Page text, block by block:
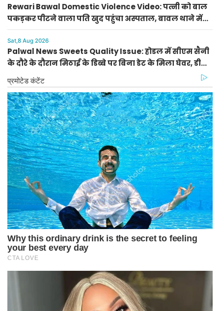
Rewari Bawal Domestic Violence Video: पत्नी को बाल
पकड़कर पीटने वाला पति खुद पहुंचा अस्पताल, बावल थाने में
केस दर्ज
Sat,8 Aug 2026
Palwal News Sweets Quality Issue: होडल में सीएम सैनी
के दौरे के दौरान मिठाई के डिब्बे पर बिना डेट के मिला घेवर, डीसी
ने दिए जांच के आदेश